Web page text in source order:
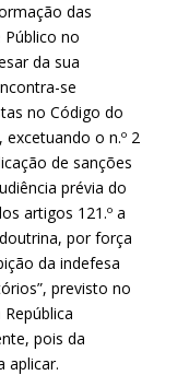
das
no
da sua
se
no Código do
o n.º 2
de sanções
prévia do
artigos 121.º a
por força
da indefesa
previsto no
pois da
aplicar.